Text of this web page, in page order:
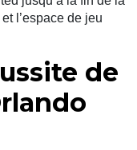
l’espace de jeu
de